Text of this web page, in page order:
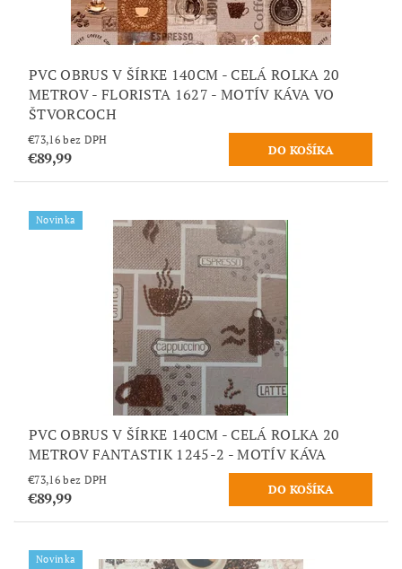
PVC OBRUS V ŠÍRKE 140CM - CELÁ ROLKA 20
METROV - FLORISTA 1627 - MOTÍV KÁVA VO
ŠTVORCOCH
€73,16 bez DPH
€89,99
Novinka
PVC OBRUS V ŠÍRKE 140CM - CELÁ ROLKA 20
METROV FANTASTIK 1245-2 - MOTÍV KÁVA
€73,16 bez DPH
€89,99
Novinka